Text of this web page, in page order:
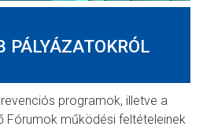
PÁLYÁZATOKRÓL
programok, illetve a
Fórumok működési feltételeinek